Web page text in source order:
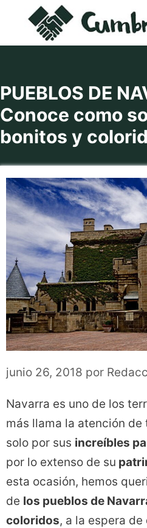
contenido
PUEBLOS DE
Conoce como
bonitos y
junio 26, 2018 por
Navarra es uno de los
más llama la atención
solo por sus increíbles
por lo extenso de su
esta ocasión, hemos
de los pueblos de
coloridos, a la espera